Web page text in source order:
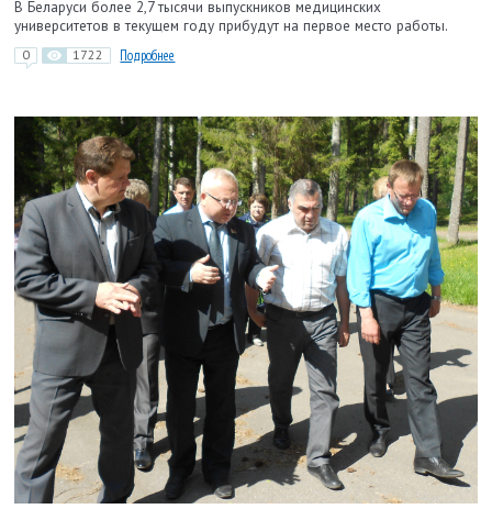
В Беларуси более 2,7 тысячи выпускников медицинских
университетов в текущем году прибудут на первое место работы.
0 1722 Подробнее